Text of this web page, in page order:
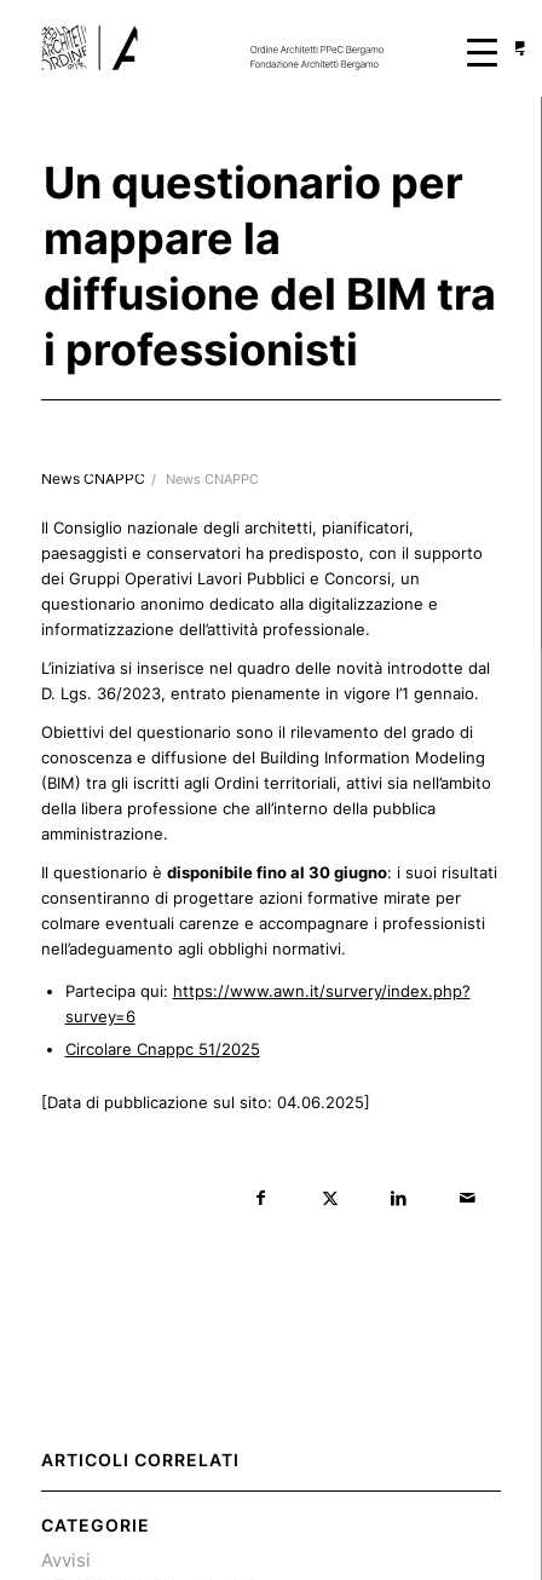
Un questionario per
mappare la
diffusione del BIM tra
i professionisti
News CNAPPC / News CNAPPC
Il Consiglio nazionale degli architetti, pianificatori,
paesaggisti e conservatori ha predisposto, con il supporto
dei Gruppi Operativi Lavori Pubblici e Concorsi, un
questionario anonimo dedicato alla digitalizzazione e
informatizzazione dell’attività professionale.
L’iniziativa si inserisce nel quadro delle novità introdotte dal
D. Lgs. 36/2023, entrato pienamente in vigore l’1 gennaio.
Obiettivi del questionario sono il rilevamento del grado di
conoscenza e diffusione del Building Information Modeling
(BIM) tra gli iscritti agli Ordini territoriali, attivi sia nell’ambito
della libera professione che all’interno della pubblica
amministrazione.
Il questionario è disponibile fino al 30 giugno: i suoi risultati
consentiranno di progettare azioni formative mirate per
colmare eventuali carenze e accompagnare i professionisti
nell’adeguamento agli obblighi normativi.
Partecipa qui: https://www.awn.it/survery/index.php?
survey=6
Circolare Cnappc 51/2025
[Data di pubblicazione sul sito: 04.06.2025]
ARTICOLI CORRELATI
CATEGORIE
Avvisi